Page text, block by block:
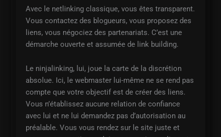
Avec le netlinking classique, vous êtes transparent.
Vous contactez des blogueurs, vous proposez des
liens, vous négociez des partenariats. C’est une
démarche ouverte et assumée de link building.
Le ninjalinking, lui, joue la carte de la discrétion
absolue. Ici, le webmaster lui-même ne se rend pas
compte que votre objectif est de créer des liens.
Vous n’établissez aucune relation de confiance
avec lui et ne lui demandez pas d’autorisation au
préalable. Vous vous rendez sur le site juste et